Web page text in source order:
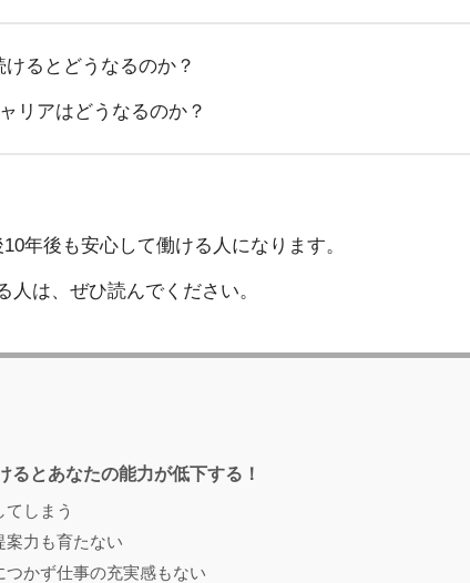
るとどうなるのか？
リアはどうなるのか？
年後も安心して働ける人になります。
は、ぜひ読んでください。
るとあなたの能力が低下する！
しまう
案力も育たない
かず仕事の充実感もない